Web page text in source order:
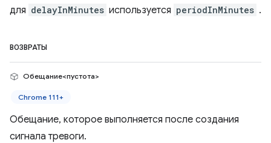
для delayInMinutes используется periodInMinutes .
ВОЗВРАТЫ
Обещание<пустота>
Chrome 111+
Обещание, которое выполняется после создания
сигнала тревоги.